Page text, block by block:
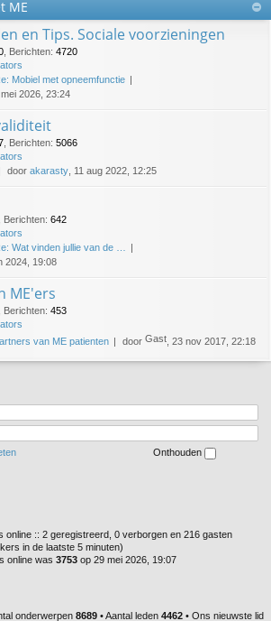
ME
en Tips. Sociale voorzieningen
Berichten: 4720
Mobiel met opneemfunctie
mei 2026, 23:24
Berichten: 5066
door akarasty , 11 aug 2022, 12:25
Berichten: 642
Wat vinden jullie van de …
2024, 19:08
ME'ers
Berichten: 453
van ME patienten door Gast , 23 nov 2017, 22:18
Onthouden
online :: 2 geregistreerd, 0 verborgen en 216 gasten
in de laatste 5 minuten)
online was 3753 op 29 mei 2026, 19:07
onderwerpen 8689 • Aantal leden 4462 • Ons nieuwste lid